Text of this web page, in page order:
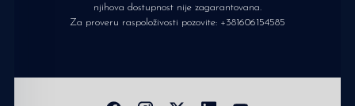
njihova dostupnost nije zagarantovana.
Za proveru raspoloživosti pozovite: +381606154585